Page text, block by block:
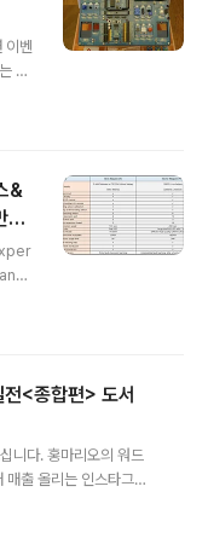
데,
가
너
이벤
끌
생
어
어
&
원
포함
츠
험
<종합편> 도서
의 워드
출 올리는 인스타그램
' 구절이 너무나 끌린